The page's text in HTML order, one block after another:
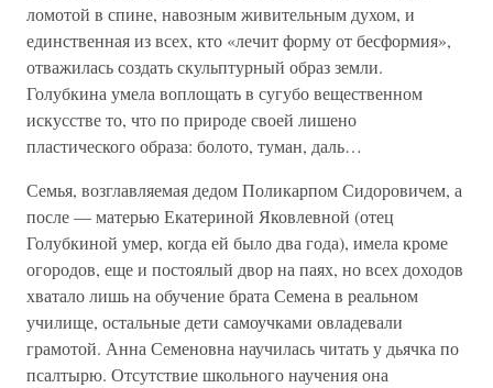
ломотой в спине, навозным живительным духом, и
единственная из всех, кто «лечит форму от бесформия»,
отважилась создать скульптурный образ земли.
Голубкина умела воплощать в сугубо вещественном
искусстве то, что по природе своей лишено
пластического образа: болото, туман, даль…
Семья, возглавляемая дедом Поликарпом Сидоровичем, а
после — матерью Екатериной Яковлевной (отец
Голубкиной умер, когда ей было два года), имела кроме
огородов, еще и постоялый двор на паях, но всех доходов
хватало лишь на обучение брата Семена в реальном
училище, остальные дети самоучками овладевали
грамотой. Анна Семеновна научилась читать у дьячка по
псалтырю. Отсутствие школьного научения она